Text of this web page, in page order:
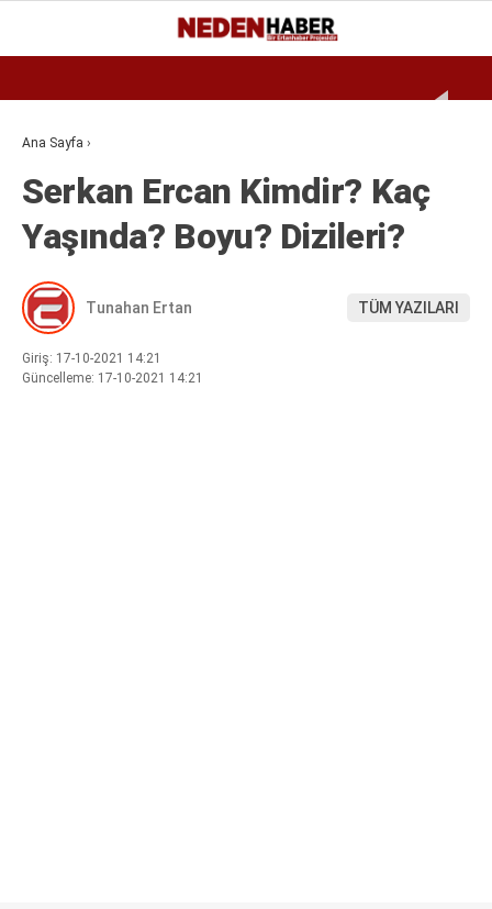
22.6
BURSA
EKONOMI
BIYOGRAFI
SPOR
MAGAZIN
Ana Sayfa ›
Serkan Ercan Kimdir? Kaç
Yaşında? Boyu? Dizileri?
Tunahan Ertan TÜM YAZILARI
Giriş: 17-10-2021 14:21
Güncelleme: 17-10-2021 14:21